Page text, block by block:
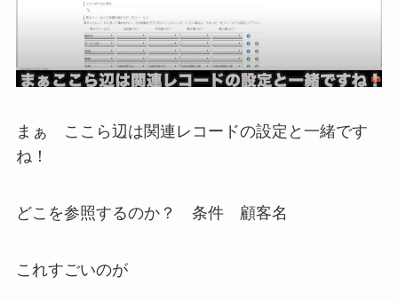
まぁ ここら辺は関連レコードの設定と一緒です
ね！
どこを参照するのか？ 条件 顧客名
これすごいのが